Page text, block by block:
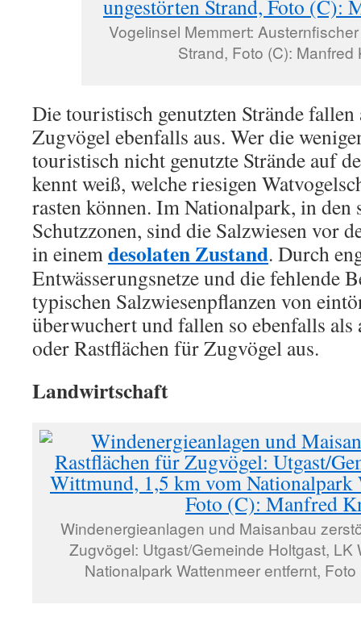
Vogelinsel Memmert:
Strand, Foto (C): Manfred
Die touristisch genutzten Strände
Zugvögel ebenfalls aus. Wer die
touristisch nicht genutzte Strände auf
kennt weiß, welche riesigen
rasten können. Im Nationalpark, in den
Schutzzonen, sind die Salzwiesen vor
in einem desolaten Zustand. Durch
Entwässerungsnetze und die fehlende
typischen Salzwiesenpflanzen von
überwuchert und fallen so ebenfalls
oder Rastflächen für Zugvögel aus.
Landwirtschaft
Windenergieanlagen und Maisanbau
Zugvögel: Utgast/Gemeinde Holtgast, LK
Nationalpark Wattenmeer entfernt,